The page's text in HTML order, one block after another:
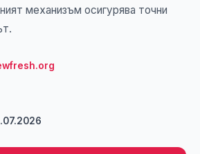
механизъм осигурява точни